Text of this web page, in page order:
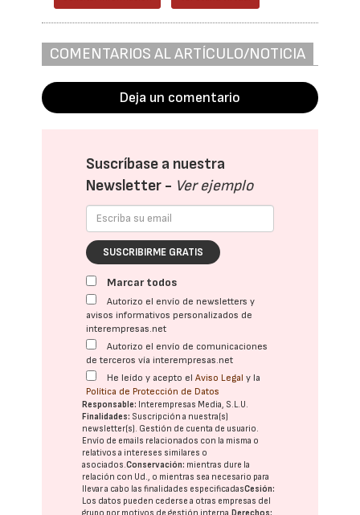
COMENTARIOS AL ARTÍCULO/NOTICIA
Deja un comentario
Suscríbase a nuestra
Newsletter - Ver ejemplo
SUSCRIBIRME GRATIS
Marcar todos
Autorizo el envío de newsletters y
avisos informativos personalizados de
interempresas.net
Autorizo el envío de comunicaciones
de terceros vía interempresas.net
He leído y acepto elAviso Legal y la
Política de Protección de Datos
Responsable: Interempresas Media, S.L.U.
Finalidades: Suscripción a nuestra(s)
newsletter(s). Gestión de cuenta de usuario.
Envío de emails relacionados con la misma o
relativos a intereses similares o
asociados.Conservación: mientras dure la
relación con Ud., o mientras sea necesario para
llevar a cabo las finalidades especificadasCesión:
Los datos pueden cederse a otras empresas del
grupo por motivos de gestión interna.Derechos: